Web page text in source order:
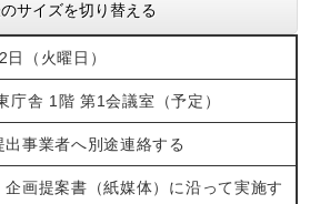
サイズを切り替える
（火曜日）
庁舎 1階 第1会議室（予定）
事業者へ別途連絡する
企画提案書（紙媒体）に沿って実施す